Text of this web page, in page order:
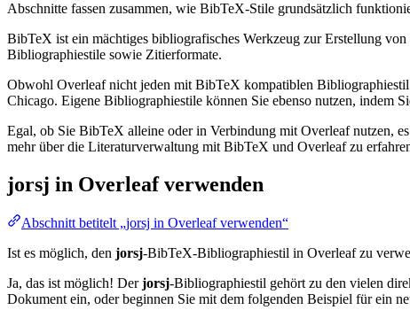
Abschnitte fassen zusammen, wie BibTeX-Stile grundsätzlich
BibTeX ist ein mächtiges bibliografisches Werkzeug zur Erstellung
Bibliographiestile sowie Zitierformate.
Obwohl Overleaf nicht jeden mit BibTeX kompatiblen
Chicago. Eigene Bibliographiestile können Sie ebenso nutzen, indem
Egal, ob Sie BibTeX alleine oder in Verbindung mit Overleaf nutzen,
mehr über die Literaturverwaltung mit BibTeX und Overleaf zu
jorsj in Overleaf verwenden
Abschnitt betitelt „jorsj in Overleaf verwenden“
Ist es möglich, den jorsj-BibTeX-Bibliographiestil in Overleaf zu
Ja, das ist möglich! Derjorsj-Bibliographiestil gehört zu den vielen
Dokument ein, oder beginnen Sie mit dem folgenden Beispiel für ein